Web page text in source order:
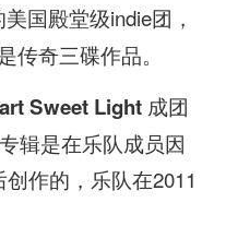
国殿堂级indie团，
传奇三碟作品。
Sweet Light 成团
辑是在乐队成员因
作的，乐队在2011